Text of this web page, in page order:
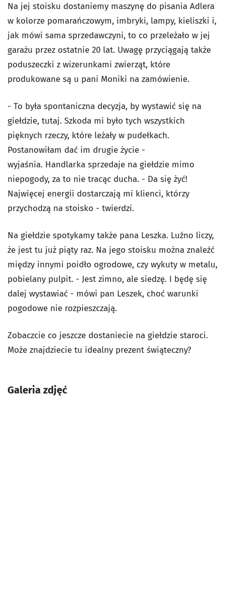
Na jej stoisku dostaniemy maszynę do pisania Adlera
w kolorze pomarańczowym, imbryki, lampy, kieliszki i,
jak mówi sama sprzedawczyni, to co przeleżało w jej
garażu przez ostatnie 20 lat. Uwagę przyciągają także
poduszeczki z wizerunkami zwierząt, które
produkowane są u pani Moniki na zamówienie.
- To była spontaniczna decyzja, by wystawić się na
giełdzie, tutaj. Szkoda mi było tych wszystkich
pięknych rzeczy, które leżały w pudełkach.
Postanowiłam dać im drugie życie -
wyjaśnia. Handlarka sprzedaje na giełdzie mimo
niepogody, za to nie tracąc ducha. - Da się żyć!
Najwięcej energii dostarczają mi klienci, którzy
przychodzą na stoisko - twierdzi.
Na giełdzie spotykamy także pana Leszka. Luźno liczy,
że jest tu już piąty raz. Na jego stoisku można znaleźć
między innymi poidło ogrodowe, czy wykuty w metalu,
pobielany pulpit. - Jest zimno, ale siedzę. I będę się
dalej wystawiać - mówi pan Leszek, choć warunki
pogodowe nie rozpieszczają.
Zobaczcie co jeszcze dostaniecie na giełdzie staroci.
Może znajdziecie tu idealny prezent świąteczny?
Galeria zdjęć